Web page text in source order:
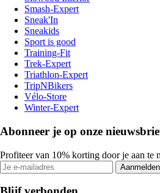
Smash-Expert
Sneak'In
Sneakids
Sport is good
Training-Fit
Trek-Expert
Triathlon-Expert
TripNBikers
Vélo-Store
Winter-Expert
Abonneer je op onze
Profiteer van 10% korting door je aan te
Aanmelden